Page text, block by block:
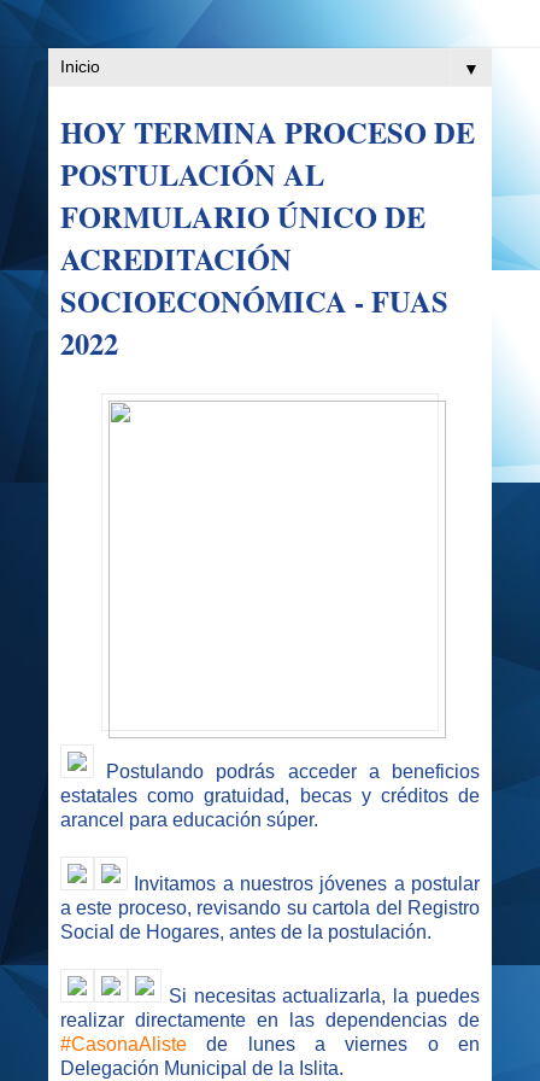
▼
HOY TERMINA PROCESO DE
POSTULACIÓN AL
FORMULARIO ÚNICO DE
ACREDITACIÓN
SOCIOECONÓMICA - FUAS
2022
Postulando podrás acceder a beneficios
estatales como gratuidad, becas y créditos de
arancel para educación súper.
Invitamos a nuestros jóvenes a postular
a este proceso, revisando su cartola del Registro
Social de Hogares, antes de la postulación.
Si necesitas actualizarla, la puedes
realizar directamente en las dependencias de
#CasonaAliste de lunes a viernes o en
Delegación Municipal de la Islita.